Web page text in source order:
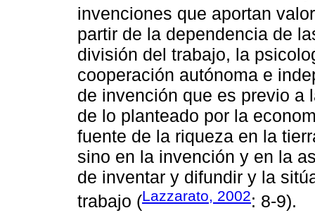
invenciones que aportan
partir de la dependencia de
división del trabajo, la
cooperación autónoma e
de invención que es previo a
de lo planteado por la
fuente de la riqueza en la
sino en la invención y en la
de inventar y difundir y la
trabajo (Lazzarato, 2002: 8-9).